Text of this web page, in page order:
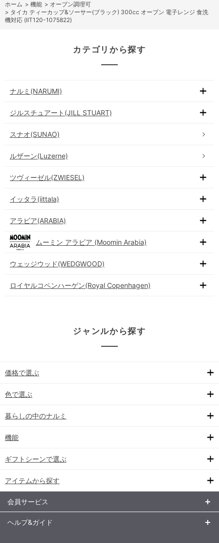
ホーム > 機能 > オーブン調理可
> タイカ ティーカップ&ソーサー(ブラック) 300cc オーブン 電子レンジ 食洗
機対応 (IIT120-1075822)
カテゴリから探す
ナルミ(NARUMI)
ジルスチュアート(JILL STUART)
スナオ(SUNAO)
ルザーン(Luzerne)
ツヴィーゼル(ZWIESEL)
イッタラ(iittala)
アラビア(ARABIA)
ムーミン アラビア (Moomin Arabia)
ウェッジウッド(WEDGWOOD)
ロイヤルコペンハーゲン(Royal Copenhagen)
ジャンルから探す
価格で選ぶ
色で選ぶ
暮らしの中のナルミ
機能
ギフトシーンで選ぶ
アイテムから探す
会員サービス
ヘルプ&ガイド